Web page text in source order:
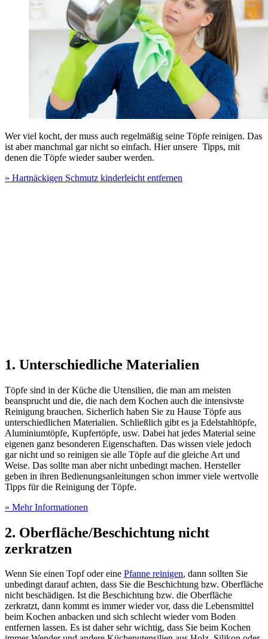
Wer viel kocht, der muss auch regelmäßig seine Töpfe reinigen. Das
ist aber manchmal gar nicht so einfach. Hier unsere Tipps, mit
denen die Töpfe wieder sauber werden.
» Hartnäckigen Schmutz kinderleicht entfernen
1. Unterschiedliche Materialien
Töpfe sind in der Küche die Utensilien, die man am meisten
beansprucht und die, die nach dem Kochen auch die intensivste
Reinigung brauchen. Sicherlich haben Sie zu Hause Töpfe aus
unterschiedlichen Materialien. Schließlich gibt es ja Edelstahltöpfe,
Aluminiumtöpfe, Kupfertöpfe, usw. Dabei hat jedes Material seine
eigenen ganz besonderen Eigenschaften. Das wissen viele jedoch
gar nicht und so reinigen sie alle Töpfe auf die gleiche Art und
Weise. Das sollte man aber nicht unbedingt machen. Hersteller
geben in ihren Bedienungsanleitungen schon immer viele wertvolle
Tipps für die Reinigung der Töpfe.
» Mehr Informationen
2. Oberfläche/Beschichtung nicht
zerkratzen
Wenn Sie einen Topf oder eine Pfanne reinigen, dann sollten Sie
unbedingt darauf achten, dass Sie die Beschichtung bzw. Oberfläche
nicht beschädigen. Ist die Beschichtung bzw. die Oberfläche
zerkratzt, dann kommt es immer wieder vor, dass die Lebensmittel
beim Kochen anbacken und sich schlecht wieder vom Boden
entfernen lassen. Es ist daher sehr wichtig, dass Sie beim Kochen